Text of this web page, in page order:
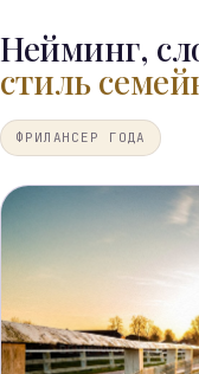
Нейминг,
стиль
ФРИЛАНСЕР ГОДА